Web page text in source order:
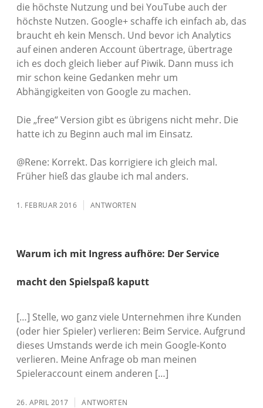
die höchste Nutzung und bei YouTube auch der
höchste Nutzen. Google+ schaffe ich einfach ab, das
braucht eh kein Mensch. Und bevor ich Analytics
auf einen anderen Account übertrage, übertrage
ich es doch gleich lieber auf Piwik. Dann muss ich
mir schon keine Gedanken mehr um
Abhängigkeiten von Google zu machen.
Die „free“ Version gibt es übrigens nicht mehr. Die
hatte ich zu Beginn auch mal im Einsatz.
@Rene: Korrekt. Das korrigiere ich gleich mal.
Früher hieß das glaube ich mal anders.
1. FEBRUAR 2016 ANTWORTEN
Warum ich mit Ingress aufhöre: Der Service
macht den Spielspaß kaputt
[…] Stelle, wo ganz viele Unternehmen ihre Kunden
(oder hier Spieler) verlieren: Beim Service. Aufgrund
dieses Umstands werde ich mein Google-Konto
verlieren. Meine Anfrage ob man meinen
Spieleraccount einem anderen […]
26. APRIL 2017 ANTWORTEN